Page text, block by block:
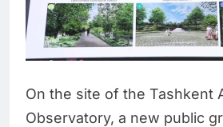
On the site of the Tashkent
Observatory, a new public